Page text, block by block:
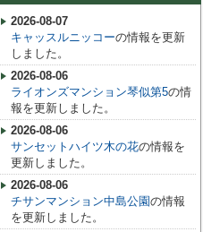
2026-08-07
キャッスルニッコーの情報を更新
しました。
2026-08-06
ライオンズマンション琴似第5の情
報を更新しました。
2026-08-06
サンセットハイツ木の花の情報を
更新しました。
2026-08-06
チサンマンション中島公園の情報
を更新しました。